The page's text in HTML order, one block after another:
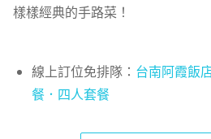
樣樣經典的手路菜！
線上訂位免排隊： 台南阿霞飯
餐．四人套餐